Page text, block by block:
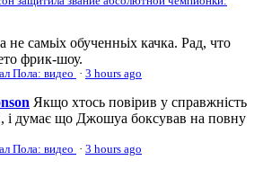
не самьіх обученньіх качка. Рад, что
фрик-шоу.
Пола: видео · 3 hours ago
Якщо хтось повірив у справжність
і думає що Джошуа боксував на повну
Пола: видео · 3 hours ago